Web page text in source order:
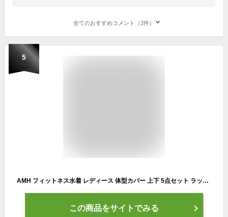
全てのおすすめコメント（2件）
5
AMH フィットネス水着 レディース 体型カバー 上下 5点セット ラッシュガード 水陸両用 UVカット 2022(5点セット L)
この商品をサイトでみる